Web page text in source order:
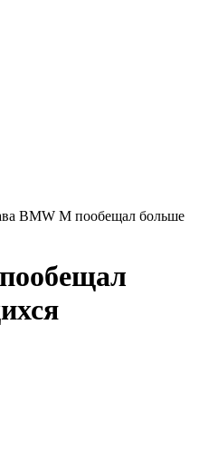
BMW M пообещал больше